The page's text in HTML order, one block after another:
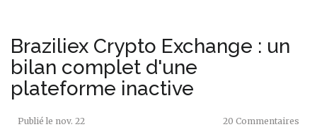
Braziliex Crypto Exchange : un
bilan complet d'une
plateforme inactive
Publié le nov. 22 20 Commentaires